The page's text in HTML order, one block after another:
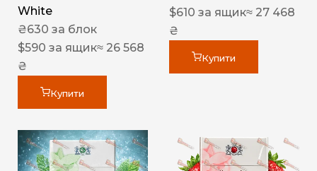
White
₴630 за блок
$590 за ящик≈ 26 568
₴
Купити
$610 за ящик≈ 27 468
₴
Купити